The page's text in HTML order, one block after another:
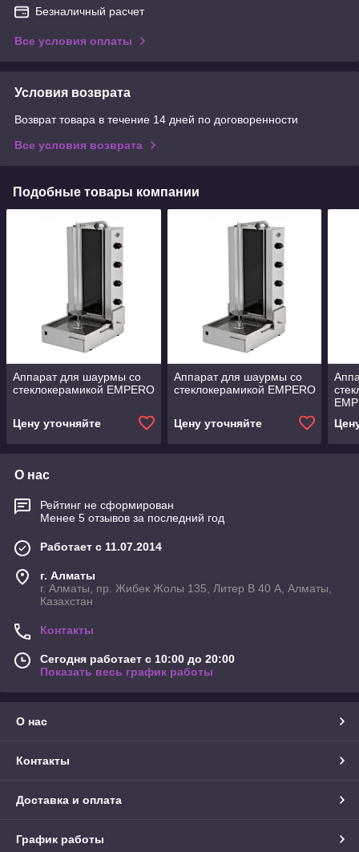
Безналичный расчет
Все условия оплаты
Условия возврата
Возврат товара в течение 14 дней по договоренности
Все условия возврата
Подобные товары компании
Аппарат для шаурмы со
стеклокерамикой EMPERO
Цену уточняйте
Аппарат для шаурмы со
стеклокерамикой EMPERO
Цену уточняйте
О нас
Рейтинг не сформирован
Менее 5 отзывов за последний год
Работает с 11.07.2014
г. Алматы
г. Алматы, пр. Жибек Жолы 135, Литер В 40 А, Алматы,
Казахстан
Контакты
Сегодня работает с 10:00 до 20:00
Показать весь график работы
О нас
Контакты
Доставка и оплата
График работы